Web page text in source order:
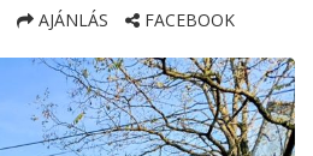
AJÁNLÁS FACEBOOK